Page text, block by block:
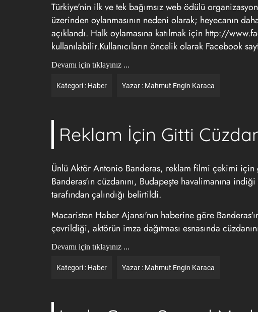
Türkiye'nin ilk ve tek bağımsız web ödülü
üzerinden oylanmasının nedeni olarak; heyecanın
açıklandı. Halk oylamasına katılmak için http://
kullanılabilir.Kullanıcıların öncelik olarak Facebook
Devamı için tıklayınız ...
Kategori : Haber Yazar : Mahmut Engin Karaca
Reklam İçin Gitti
Ünlü Aktör Antonio Banderas, reklam filmi çekimi için
Banderas'ın cüzdanını, Budapeşte havalimanına
tarafından çalındığı belirtildi.
Macaristan Haber Ajansı'nın haberine göre
çevrildiği, aktörün imza dağıtması esnasında
Devamı için tıklayınız ...
Kategori : Haber Yazar : Mahmut Engin Karaca